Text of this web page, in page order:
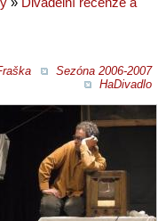
Sezóna 2006-2007
HaDivadlo